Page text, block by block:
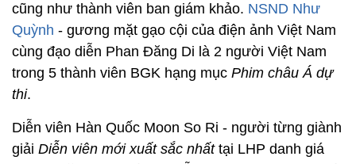
cũng như thành viên ban giám khảo. NSND Như
Quỳnh - gương mặt gạo cội của điện ảnh Việt Nam
cùng đạo diễn Phan Đăng Di là 2 người Việt Nam
trong 5 thành viên BGK hạng mục Phim châu Á dự
thi.
Diễn viên Hàn Quốc Moon So Ri - người từng giành
giải Diễn viên mới xuất sắc nhấttại LHP danh giá